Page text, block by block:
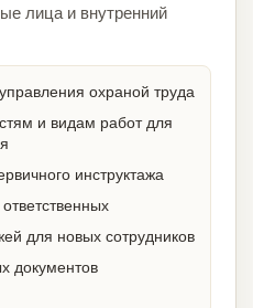
лица и внутренний
охраной труда
и видам работ для
инструктажа
для новых сотрудников
документов